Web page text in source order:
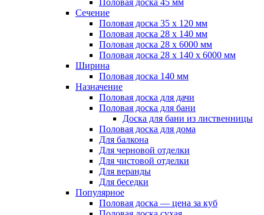
Половая доска 45 мм
Сечение
Половая доска 35 х 120 мм
Половая доска 28 х 140 мм
Половая доска 28 х 6000 мм
Половая доска 28 х 140 х 6000 мм
Ширина
Половая доска 140 мм
Назначение
Половая доска для дачи
Половая доска для бани
Доска для бани из лиственницы
Половая доска для дома
Для балкона
Для черновой отделки
Для чистовой отделки
Для веранды
Для беседки
Популярное
Половая доска — цена за куб